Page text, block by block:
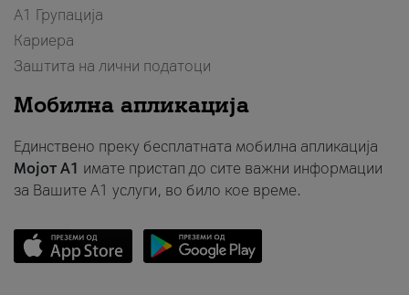
А1 Групација
Кариера
Заштита на лични податоци
Мобилна апликација
Единствено преку бесплатната мобилна апликација
Мојот A1 имате пристап до сите важни информации
за Вашите A1 услуги, во било кое време.